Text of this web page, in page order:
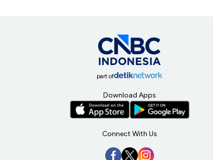
part of
Download Apps
Connect With Us